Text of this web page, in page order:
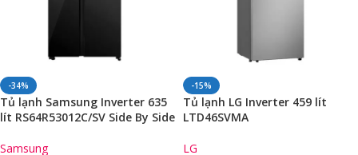
-34%
Tủ lạnh Samsung Inverter 635
lít RS64R53012C/SV Side By Side
Samsung
-15%
Tủ lạnh LG Inverter 459 lít
LTD46SVMA
LG